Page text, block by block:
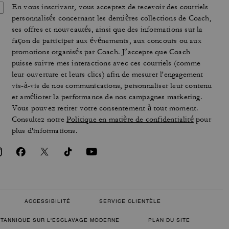
En vous inscrivant, vous acceptez de recevoir des courriels
personnalisés concernant les dernières collections de Coach,
ses offres et nouveautés, ainsi que des informations sur la
façon de participer aux événements, aux concours ou aux
promotions organisés par Coach. J’accepte que Coach
puisse suivre mes interactions avec ces courriels (comme
leur ouverture et leurs clics) afin de mesurer l'engagement
vis-à-vis de nos communications, personnaliser leur contenu
et améliorer la performance de nos campagnes marketing.
Vous pouvez retirer votre consentement à tout moment.
Consultez notrePolitique en matière de confidentialitépour
plus d'informations.
ACCESSIBILITÉ SERVICE CLIENTÈLE
SUR L'ESCLAVAGE MODERNE PLAN DU SITE